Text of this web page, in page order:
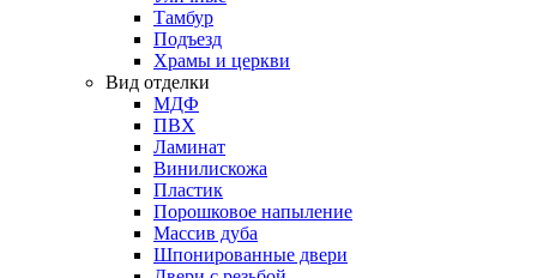
Тамбур
Подъезд
Храмы и церкви
Вид отделки
МДФ
ПВХ
Ламинат
Винилискожа
Пластик
Порошковое напыление
Массив дуба
Шпонированные двери